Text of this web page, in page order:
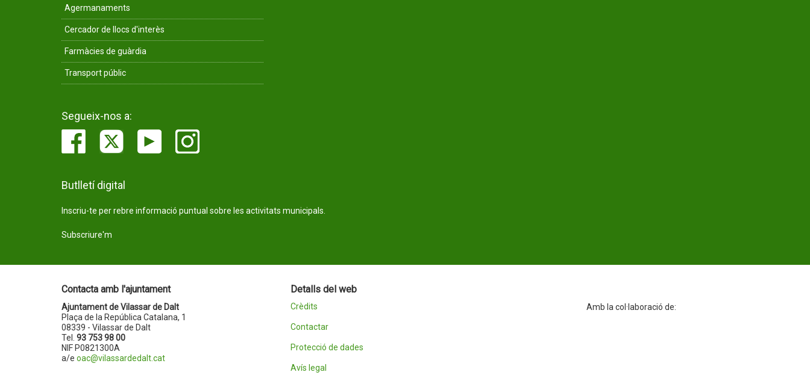
Agermanaments
Cercador de llocs d'interès
Farmàcies de guàrdia
Transport públic
Segueix-nos a:
Butlletí digital
Inscriu-te per rebre informació puntual sobre les activitats municipals.
Subscriure'm
Contacta amb l'ajuntament
Ajuntament de Vilassar de Dalt
Plaça de la República Catalana, 1
08339 - Vilassar de Dalt
Tel. 93 753 98 00
NIF P0821300A
a/e oac@vilassardedalt.cat
Detalls del web
Crèdits
Contactar
Protecció de dades
Avís legal
Amb la col·laboració de: